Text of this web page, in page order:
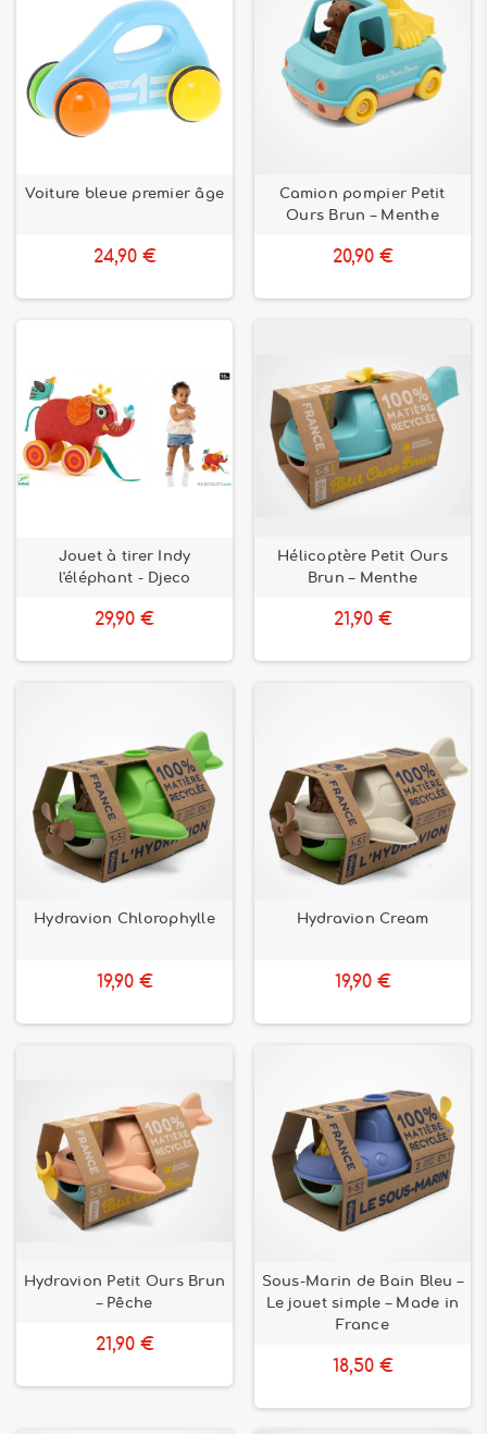
Voiture bleue premier âge
24,90 €
Camion pompier Petit
Ours Brun – Menthe
20,90 €
Jouet à tirer Indy
l'éléphant - Djeco
29,90 €
Hélicoptère Petit Ours
Brun – Menthe
21,90 €
Hydravion Chlorophylle
19,90 €
Hydravion Cream
19,90 €
Hydravion Petit Ours Brun
– Pêche
21,90 €
Sous-Marin de Bain Bleu –
Le jouet simple – Made in
France
18,50 €